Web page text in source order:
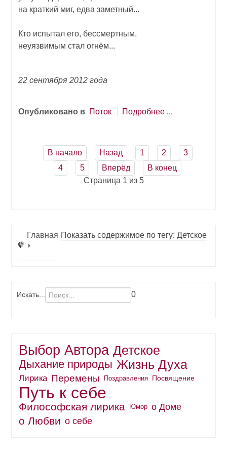
на краткий миг, едва заметный...
Кто испытал его, бессмертным,
неуязвимым стал огнём...
22 сентября 2012 года
Опубликовано в Поток Подробнее ...
В начало Назад 1 2
3
4
5 Вперёд
В конец
Страница 1 из 5
Главная Показать содержимое по тегу: Детское
Искать... 0
Выбор Автора Детское
Дыхание природы Жизнь Духа
Лирика Перемены Поздравления Посвящение
Путь к себе
Философская лирика Юмор о Доме
о Любви о себе